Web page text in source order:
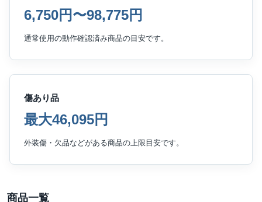
6,750円〜98,775円
通常使用の動作確認済み商品の目安です。
傷あり品
最大46,095円
外装傷・欠品などがある商品の上限目安です。
商品一覧